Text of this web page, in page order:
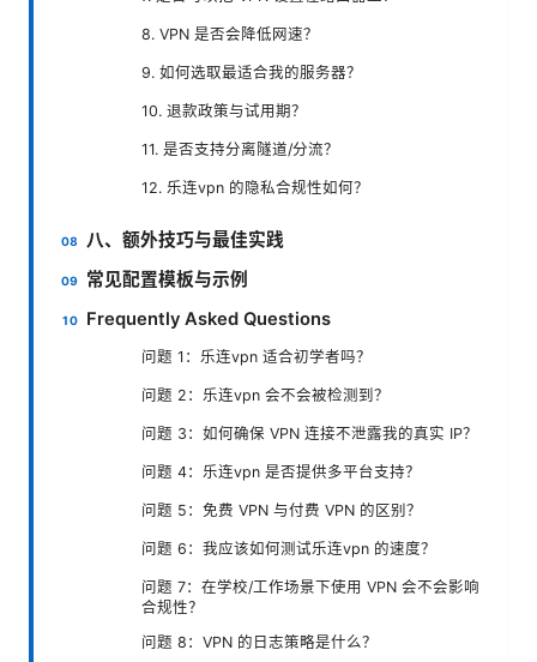
8. VPN 是否会降低网速？
9. 如何选取最适合我的服务器？
10. 退款政策与试用期？
11. 是否支持分离隧道/分流？
12. 乐连vpn 的隐私合规性如何？
八、额外技巧与最佳实践
常见配置模板与示例
Frequently Asked Questions
问题 1：乐连vpn 适合初学者吗？
问题 2：乐连vpn 会不会被检测到？
问题 3：如何确保 VPN 连接不泄露我的真实 IP？
问题 4：乐连vpn 是否提供多平台支持？
问题 5：免费 VPN 与付费 VPN 的区别？
问题 6：我应该如何测试乐连vpn 的速度？
问题 7：在学校/工作场景下使用 VPN 会不会影响
合规性？
问题 8：VPN 的日志策略是什么？